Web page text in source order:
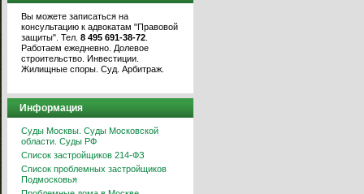
Вы можете записаться на
консультацию к адвокатам "Правовой
защиты". Тел. 8 495 691-38-72
Работаем ежедневно. Долевое
строительство. Инвестиции.
Жилищные споры. Суд. Арбитраж.
Информация
Суды Москвы. Суды Московской
области. Суды РФ
Список застройщиков 214-ФЗ
Список проблемных застройщиков
Подмосковья